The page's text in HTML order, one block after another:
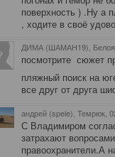
поверхность ) .Ну а
, ходите в своё
ДИМА (ШАМАН19),
посмотрите сюжет
пляжный поиск на
все друг от друга
андрей (spele), Темрюк ,
С Владимиром
затрахают
правоохранители.А